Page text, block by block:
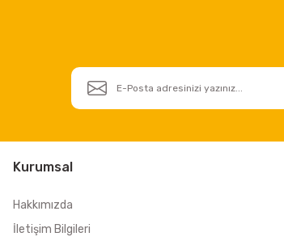
Kurumsal
Hakkımızda
İletişim Bilgileri